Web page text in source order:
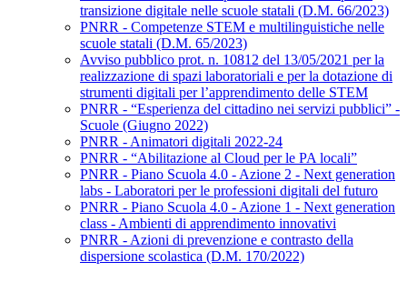
transizione digitale nelle scuole statali (D.M. 66/2023)
PNRR - Competenze STEM e multilinguistiche nelle
scuole statali (D.M. 65/2023)
Avviso pubblico prot. n. 10812 del 13/05/2021 per la
realizzazione di spazi laboratoriali e per la dotazione di
strumenti digitali per l’apprendimento delle STEM
PNRR - “Esperienza del cittadino nei servizi pubblici” -
Scuole (Giugno 2022)
PNRR - Animatori digitali 2022-24
PNRR - “Abilitazione al Cloud per le PA locali”
PNRR - Piano Scuola 4.0 - Azione 2 - Next generation
labs - Laboratori per le professioni digitali del futuro
PNRR - Piano Scuola 4.0 - Azione 1 - Next generation
class - Ambienti di apprendimento innovativi
PNRR - Azioni di prevenzione e contrasto della
dispersione scolastica (D.M. 170/2022)